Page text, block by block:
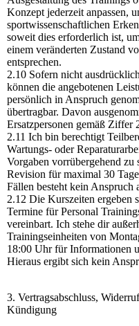
Konzept jederzeit anpassen,
sportwissenschaftlichen
soweit dies erforderlich ist,
einem veränderten Zustand
entsprechen.
2.10 Sofern nicht
können die angebotenen
persönlich in Anspruch
übertragbar. Davon
Ersatzpersonen gemäß Ziffer
2.11 Ich bin berechtigt
Wartungs- oder
Vorgaben vorrübergehend
Revision für maximal 30
Fällen besteht kein Anspruch
2.12 Die Kurszeiten ergeben
Termine für Personal
vereinbart. Ich stehe dir
Trainingseinheiten von
18:00 Uhr für Informationen
Hieraus ergibt sich kein
3. Vertragsabschluss,
Kündigung